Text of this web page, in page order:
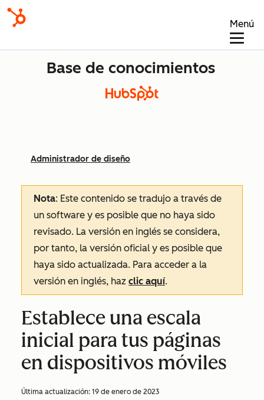
Menú
Base de conocimientos
Administrador de diseño
Nota: Este contenido se tradujo a través de
un software y es posible que no haya sido
revisado. La versión en inglés se considera,
por tanto, la versión oficial y es posible que
haya sido actualizada. Para acceder a la
versión en inglés, haz clic aquí.
Establece una escala
inicial para tus páginas
en dispositivos móviles
Última actualización: 19 de enero de 2023